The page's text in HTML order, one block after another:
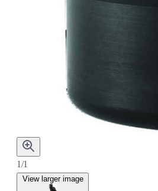
1/1
View larger image